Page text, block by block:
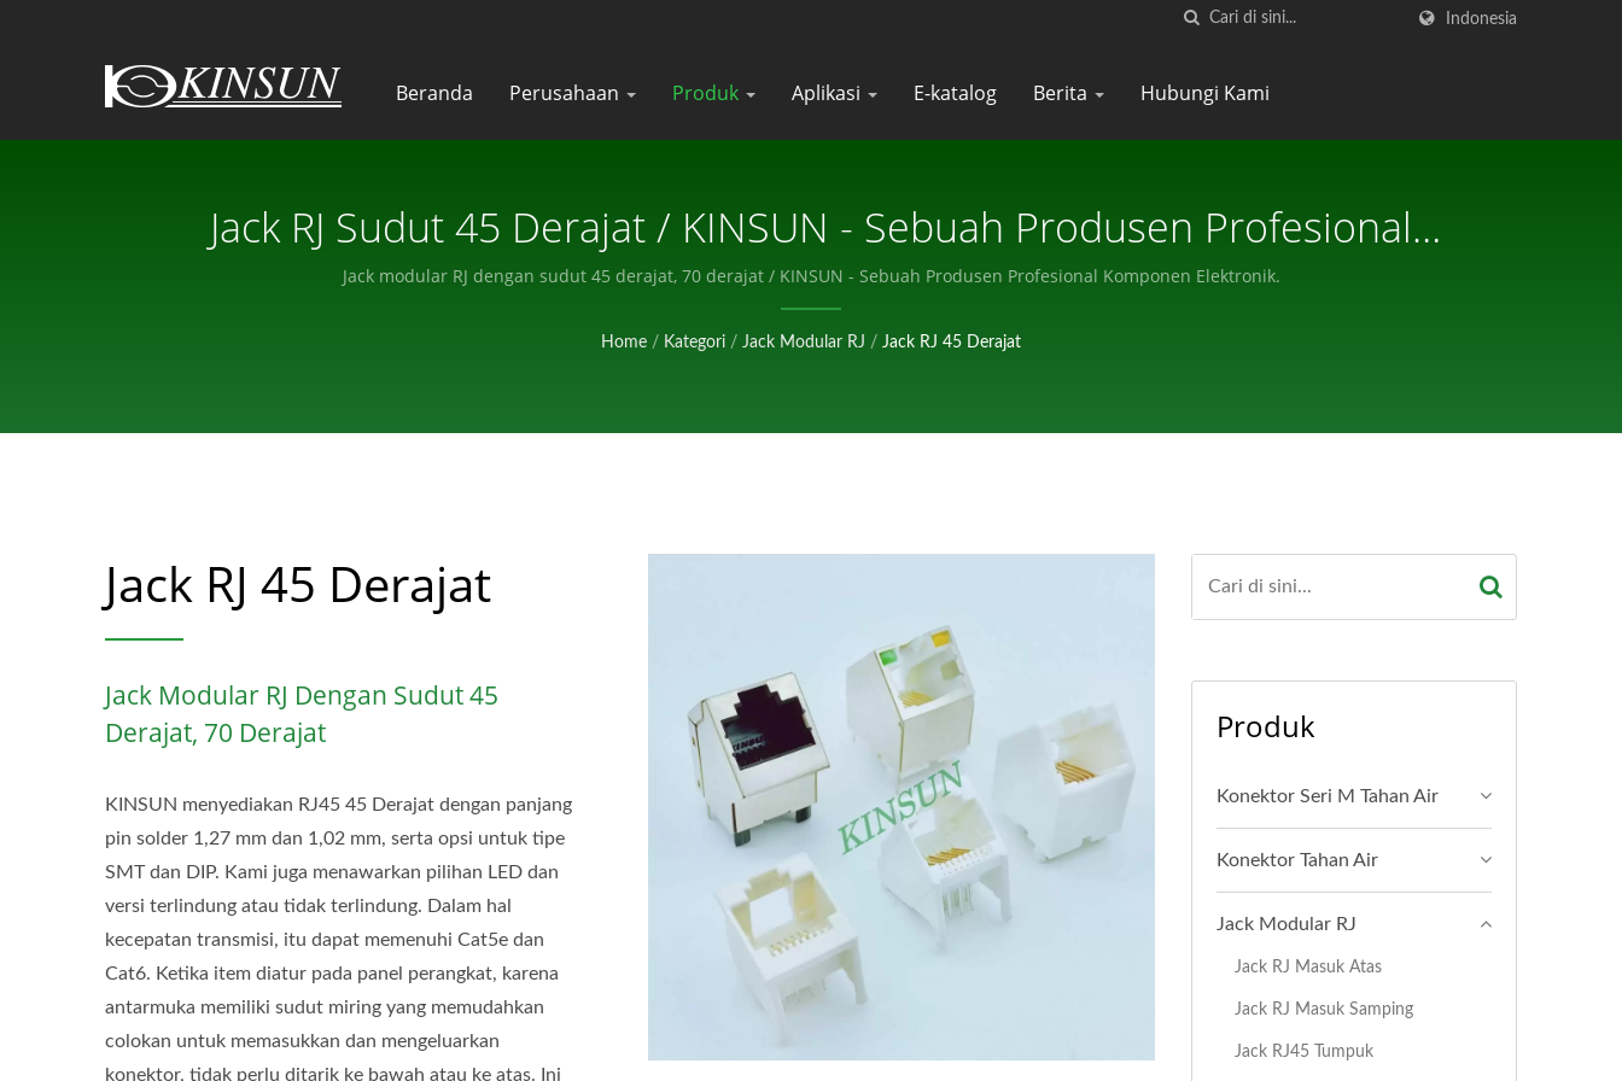
Indonesia
Beranda Perusahaan Produk Aplikasi E-katalog Berita Hubungi Kami
Jack RJ Sudut 45 Derajat / KINSUN - Sebuah Produsen Profesional
Komponen Elektronik.
Jack modular RJ dengan sudut 45 derajat, 70 derajat / KINSUN - Sebuah Produsen Profesional Komponen Elektronik.
Home / Kategori / Jack Modular RJ / Jack RJ 45 Derajat
Jack RJ 45 Derajat
Jack Modular RJ Dengan Sudut 45
Derajat, 70 Derajat
KINSUN menyediakan RJ45 45 Derajat dengan panjang
pin solder 1,27 mm dan 1,02 mm, serta opsi untuk tipe
SMT dan DIP. Kami juga menawarkan pilihan LED dan
versi terlindung atau tidak terlindung. Dalam hal
kecepatan transmisi, itu dapat memenuhi Cat5e dan
Cat6. Ketika item diatur pada panel perangkat, karena
antarmuka memiliki sudut miring yang memudahkan
colokan untuk memasukkan dan mengeluarkan
konektor, tidak perlu ditarik ke bawah atau ke atas. Ini
Produk
Konektor Seri M Tahan Air
Konektor Tahan Air
Jack Modular RJ
Jack RJ Masuk Atas
Jack RJ Masuk Samping
Jack RJ45 Tumpuk